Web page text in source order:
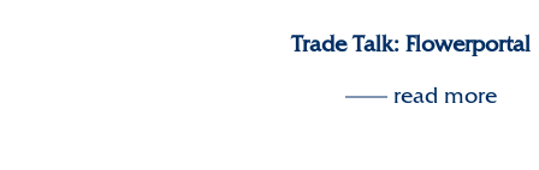
Trade Talk: Flowerportal
read more